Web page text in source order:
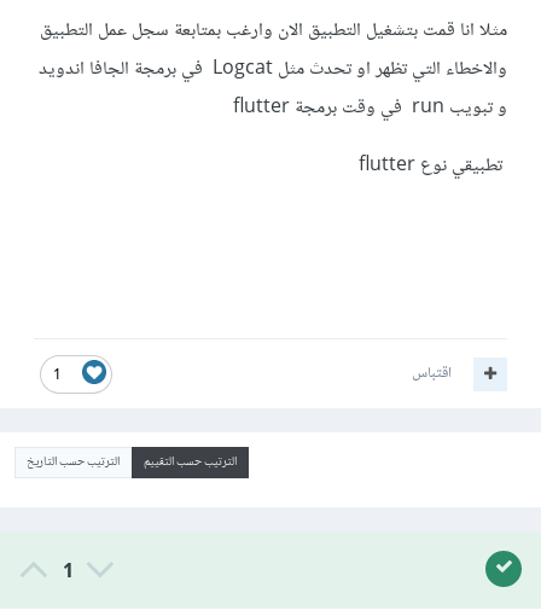
مثلا انا قمت بتشغيل التطبيق الان وارغب بمتابعة سجل عمل التطبيق
والاخطاء التي تظهر او تحدث مثل Logcat في برمجة الجافا اندويد
و تبويب run في وقت برمجة flutter
تطبيقي نوع flutter
1 اقتباس
الترتيب حسب التقييم الترتيب حسب التاريخ
1